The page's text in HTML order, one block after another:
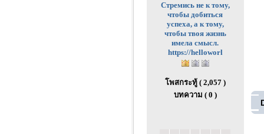
Стремись не к тому,
чтобы добиться
успеха, а к тому,
чтобы твоя жизнь
имела смысл.
https://helloworl
โพสกระทู้ ( 2,057 )
บทความ ( 0 )